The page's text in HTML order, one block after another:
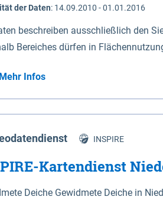
der Daten: 14.09.2010 - 01.01.2016
beschreiben ausschließlich den
Bereiches dürfen in
Mehr Infos
INSPIRE
Kartendienst
Deiche Gewidmete Deiche in